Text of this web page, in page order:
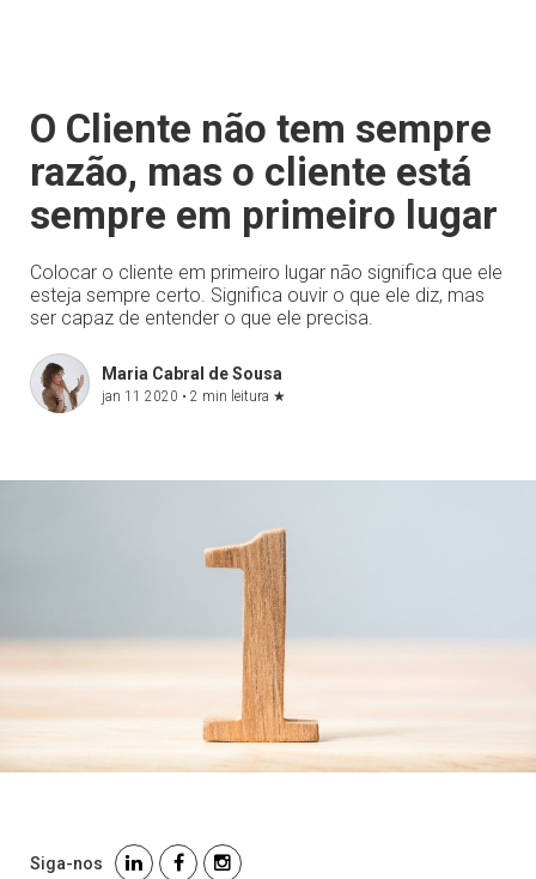
O Cliente não tem sempre
razão, mas o cliente está
sempre em primeiro lugar
Colocar o cliente em primeiro lugar não significa que ele
esteja sempre certo. Significa ouvir o que ele diz, mas
ser capaz de entender o que ele precisa.
Maria Cabral de Sousa
jan 11 2020 • 2 min leitura ★
Siga-nos